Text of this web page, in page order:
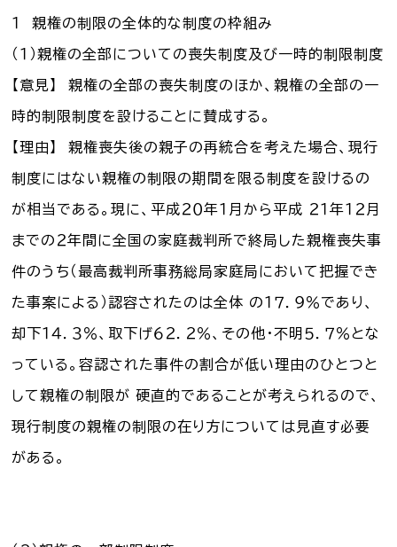
１ 親権の制限の全体的な制度の枠組み
（１）親権の全部についての喪失制度及び一時的制限制度
【意見】 親権の全部の喪失制度のほか、親権の全部の一
時的制限制度を設けることに賛成する。
【理由】 親権喪失後の親子の再統合を考えた場合、現行
制度にはない親権の制限の期間を限る制度を設けるの
が相当である。現に、平成２０年１月から平成 ２１年１２月
までの２年間に全国の家庭裁判所で終局した親権喪失事
件のうち（最高裁判所事務総局家庭局において把握でき
た事案による）認容されたのは全体 の１７．９％であり、
却下１４．３％、取下げ６２．２％、その他・不明５．７％とな
っている。容認された事件の割合が低い理由のひとつと
して親権の制限が 硬直的であることが考えられるので、
現行制度の親権の制限の在り方については見直す必要
がある。